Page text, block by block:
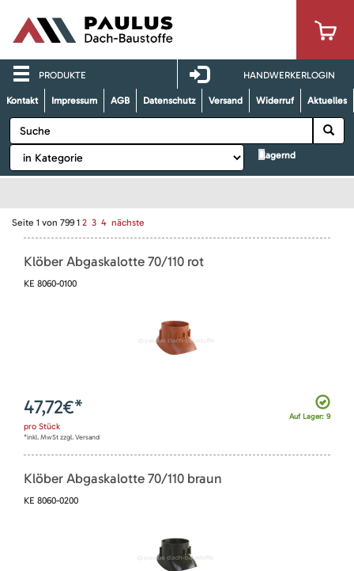
PRODUKTE HANDWERKERLOGIN
Kontakt Impressum AGB Datenschutz Versand Widerruf Aktuelles
lagernd
Seite 1 von 799 1 2 3 4 nächste
Klöber Abgaskalotte 70/110 rot
KE 8060-0100
Auf Lager: 9
47,72€*
pro Stück
*inkl. MwSt zzgl. Versand
Klöber Abgaskalotte 70/110 braun
KE 8060-0200